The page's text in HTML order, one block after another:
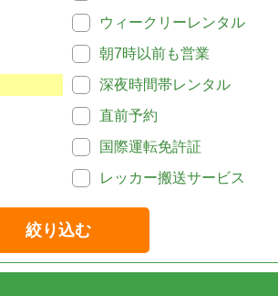
ウィークリーレンタル
朝7時以前も営業
深夜時間帯レンタル
直前予約
国際運転免許証
レッカー搬送サービス
絞り込む